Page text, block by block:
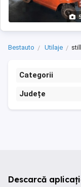
5
Bestauto Utilaje still
Categorii
Județe
Descarcă